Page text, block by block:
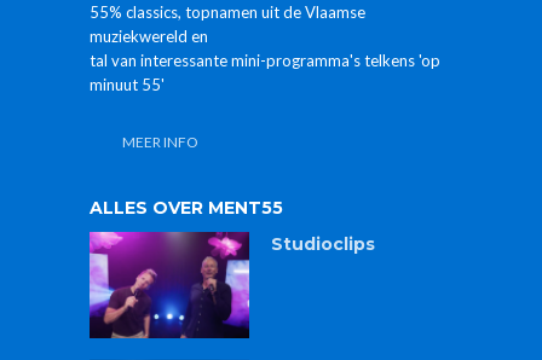
55% classics, topnamen uit de Vlaamse
muziekwereld en
tal van interessante mini-programma's telkens 'op
minuut 55'
MEER INFO
ALLES OVER MENT55
Studioclips